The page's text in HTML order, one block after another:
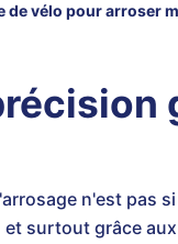
de vélo pour arroser
n'est pas
surtout grâce